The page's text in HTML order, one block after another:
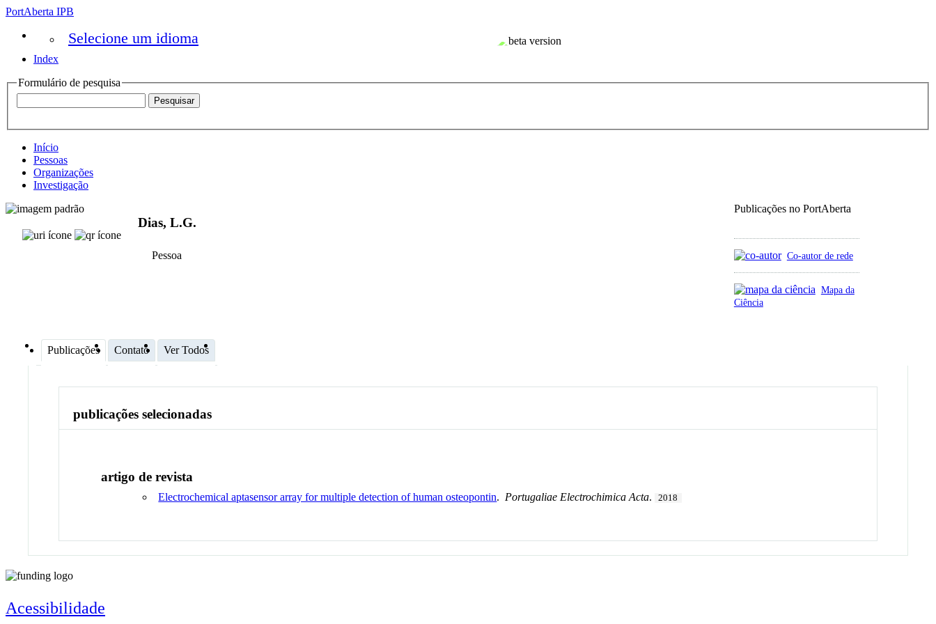
PortAberta IPB
Selecione um idioma
Index
Formulário de pesquisa
Início
Pessoas
Organizações
Investigação
Publicações no PortAberta
Co-autor de rede
Mapa da
Ciência
Dias, L.G.
Pessoa
Publicações Contato Ver Todos
publicações selecionadas
artigo de revista
Electrochemical aptasensor array for multiple detection of human osteopontin. Portugaliae Electrochimica Acta. 2018
Acessibilidade